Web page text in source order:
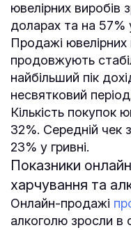
ювелірних виробів
доларах та на 57%
Продажі ювелірних
продовжують
найбільший пік
несвятковий
Кількість покупок
32%. Середній чек
23% у гривні.
Показники
харчування та
Онлайн-продажі
алкоголю зросли в